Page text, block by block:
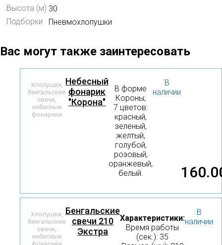
Высота (м) 30
Подборки
Пневмохлопушки
Вас могут также заинтересовать
Хлопушки,
бенгальские
свечи,
небесные
фонарики
Небесный
фонарик
"Корона"
В форме
Короны;
7 цветов:
красный,
зеленый,
желтый,
голубой,
розовый,
оранжевый,
белый.
В
наличии
Хлопушки,
бенгальские
свечи,
небесные
Бенгальские
свечи 210
Экстра
Характеристики:
Время работы
(сек.): 35
В
наличии